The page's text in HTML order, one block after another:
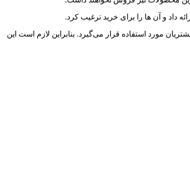
داد و آن ها را برای خرید ترغیب کرد.
مورد استفاده قرار می‌گیرد. بنابراین لازم است این